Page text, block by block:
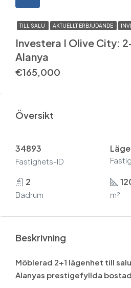
TILL SALU AKTUELLT ERBJUDANDE
Investera I Olive City:
Alanya
€165,000
Översikt
34893
Fastighets-ID
2
Badrum m²
Beskrivning
Möblerad 2+1 lägenhet till
Alanyas prestigefyllda